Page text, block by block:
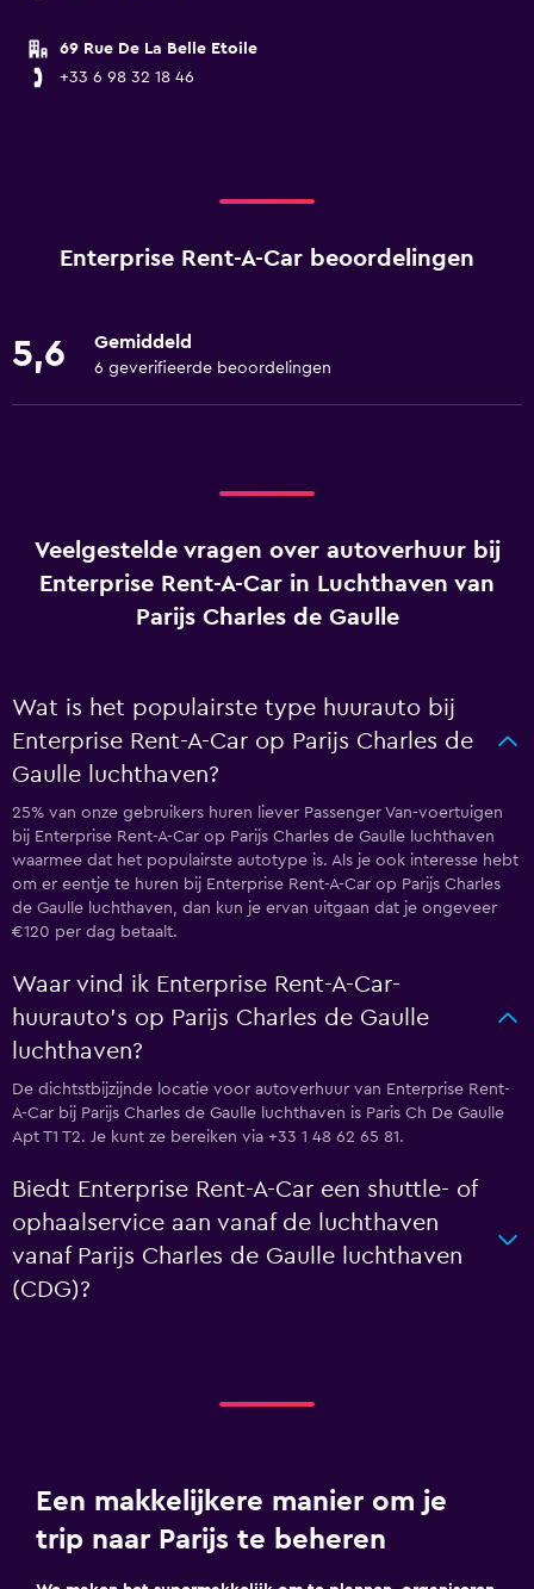
69 Rue De La Belle Etoile
+33 6 98 32 18 46
Enterprise Rent-A-Car beoordelingen
5,6 Gemiddeld
6 geverifieerde beoordelingen
Veelgestelde vragen over autoverhuur bij
Enterprise Rent-A-Car in Luchthaven van
Parijs Charles de Gaulle
Wat is het populairste type huurauto bij
Enterprise Rent-A-Car op Parijs Charles de
Gaulle luchthaven?
25% van onze gebruikers huren liever Passenger Van-voertuigen
bij Enterprise Rent-A-Car op Parijs Charles de Gaulle luchthaven
waarmee dat het populairste autotype is. Als je ook interesse hebt
om er eentje te huren bij Enterprise Rent-A-Car op Parijs Charles
de Gaulle luchthaven, dan kun je ervan uitgaan dat je ongeveer
€120 per dag betaalt.
Waar vind ik Enterprise Rent-A-Car-
huurauto's op Parijs Charles de Gaulle
luchthaven?
De dichtstbijzijnde locatie voor autoverhuur van Enterprise Rent-
A-Car bij Parijs Charles de Gaulle luchthaven is Paris Ch De Gaulle
Apt T1 T2. Je kunt ze bereiken via +33 1 48 62 65 81.
Biedt Enterprise Rent-A-Car een shuttle- of
ophaalservice aan vanaf de luchthaven
vanaf Parijs Charles de Gaulle luchthaven
(CDG)?
Een makkelijkere manier om je
trip naar Parijs te beheren